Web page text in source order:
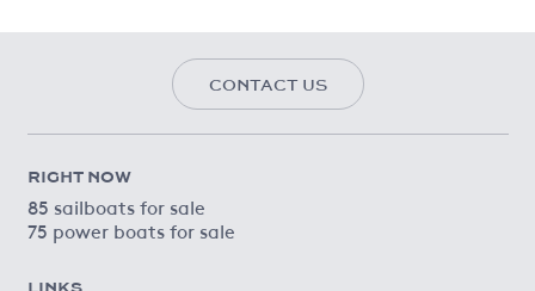
CONTACT US
RIGHT NOW
85 sailboats for sale
75 power boats for sale